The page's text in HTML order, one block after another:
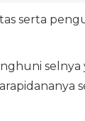
serta
selnya